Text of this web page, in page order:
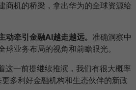
商机的桥梁，拿出华为的全球资源给
牵引金融AI越走越远。 准确洞察中
业务布局的视角和前瞻眼光。
这一前提继续推演，我们有很大概率
多利好金融机构和生态伙伴的新政